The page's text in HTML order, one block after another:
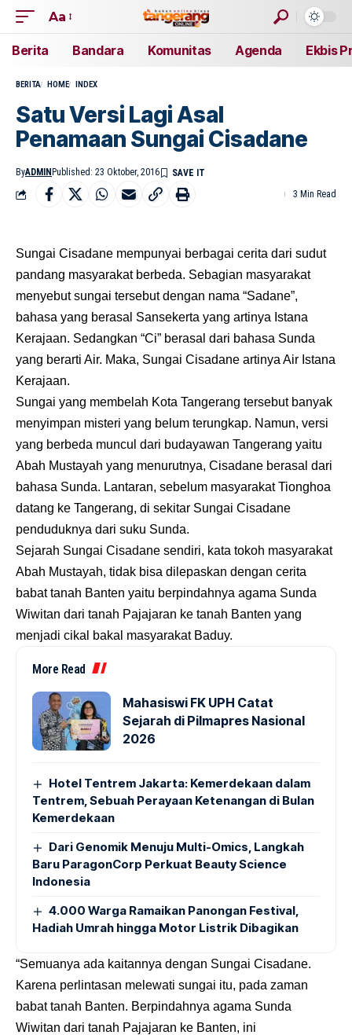
Aa
Berita Bandara Komunitas Agenda Ekbis
BERITA HOME INDEX
Satu Versi Lagi Asal
Penamaan Sungai Cisadane
ByADMIN Published: 23 Oktober, 2016
3 Min Read
Sungai Cisadane mempunyai berbagai cerita dari sudut
pandang masyarakat berbeda. Sebagian masyarakat
menyebut sungai tersebut dengan nama “Sadane”,
bahasa yang berasal Sansekerta yang artinya Istana
Kerajaan. Sedangkan “Ci” berasal dari bahasa Sunda
yang berarti Air. Maka, Sungai Cisadane artinya Air Istana
Kerajaan.
Sungai yang membelah Kota Tangerang tersebut banyak
menyimpan misteri yang belum terungkap. Namun, versi
yang berbeda muncul dari budayawan Tangerang yaitu
Abah Mustayah yang menurutnya, Cisadane berasal dari
bahasa Sunda. Lantaran, sebelum masyarakat Tionghoa
datang ke Tangerang, di sekitar Sungai Cisadane
penduduknya dari suku Sunda.
Sejarah Sungai Cisadane sendiri, kata tokoh masyarakat
Abah Mustayah, tidak bisa dilepaskan dengan cerita
babat tanah Banten yaitu berpindahnya agama Sunda
Wiwitan dari tanah Pajajaran ke tanah Banten yang
menjadi cikal bakal masyarakat Baduy.
More Read
Mahasiswi FK UPH Catat
Sejarah di Pilmapres Nasional
2026
Hotel Tentrem Jakarta: Kemerdekaan dalam
Tentrem, Sebuah Perayaan Ketenangan di Bulan
Kemerdekaan
Dari Genomik Menuju Multi-Omics, Langkah
Baru ParagonCorp Perkuat Beauty Science
Indonesia
4.000 Warga Ramaikan Panongan Festival,
Hadiah Umrah hingga Motor Listrik Dibagikan
“Semuanya ada kaitannya dengan Sungai Cisadane.
Karena perlintasan melewati sungai itu, pada zaman
babat tanah Banten. Berpindahnya agama Sunda
Wiwitan dari tanah Pajajaran ke Banten, ini